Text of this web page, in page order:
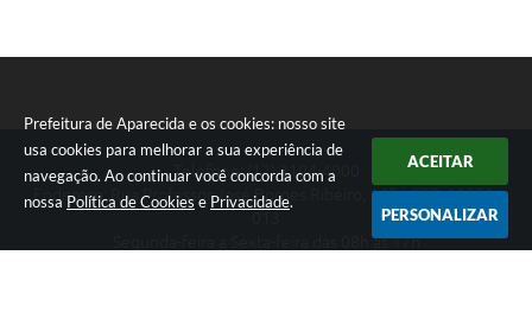
Prefeitura de Aparecida e os cookies: nosso site
usa cookies para melhorar a sua experiência de
navegação. Ao continuar você concorda com a
nossa Política de Cookies e Privacidade.
ACEITAR
PERSONALIZAR
Telefone: (12) 3104-4000
Endereço: Rua Professor José Borges Ribeiro, 167 | CEP: 12570-
Segunda-feira a Sexta-feira das 08h às 17h